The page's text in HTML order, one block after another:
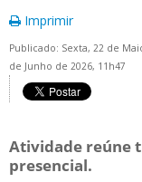
Imprimir
Publicado: Sexta, 22 de
de Junho de 2026, 11h47
Atividade reúne
presencial.